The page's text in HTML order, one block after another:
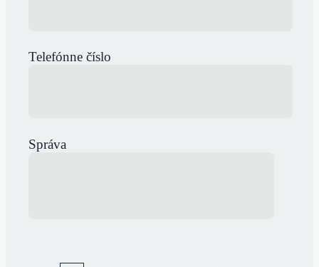
Telefónne číslo
Správa